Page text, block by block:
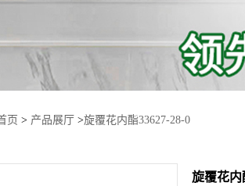
页 > 产品展厅 >旋覆花内酯33627-28-0
旋覆花内